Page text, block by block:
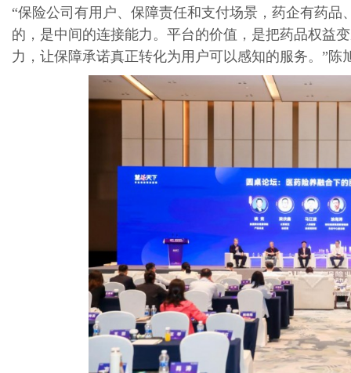
“保险公司有用户、保障责任和支付场景，药企有药
的，是中间的连接能力。平台的价值，是把药品权益
力，让保障承诺真正转化为用户可以感知的服务。”陈